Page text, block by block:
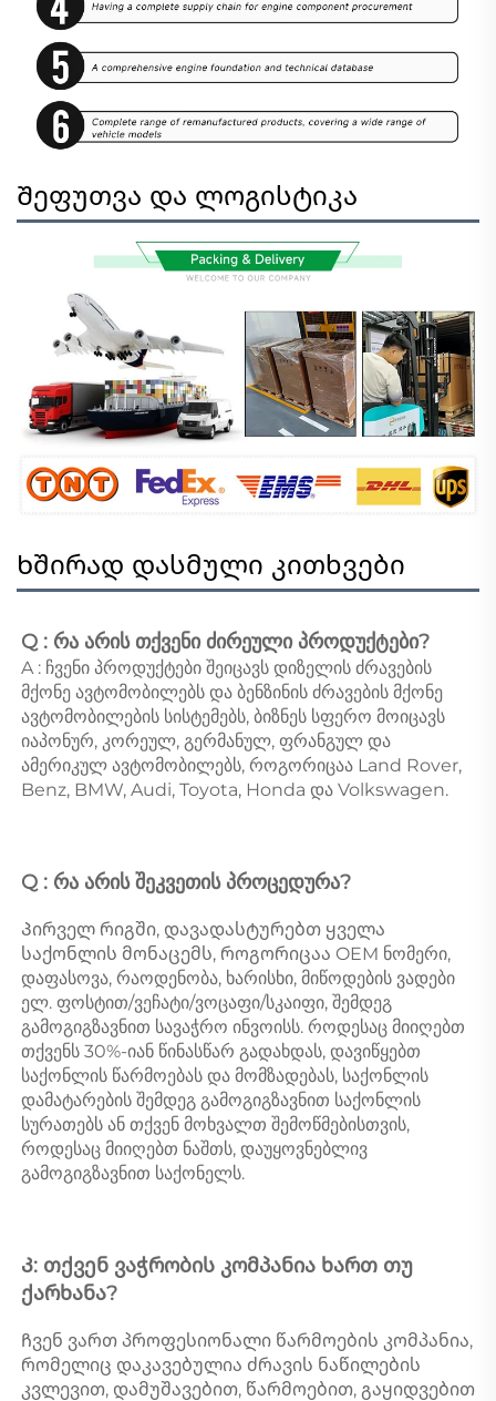
Შეფუთვა და ლოგისტიკა
Ხშირად დასმული კითხვები
Q : რა არის თქვენი ძირეული პროდუქტები?
A : ჩვენი პროდუქტები შეიცავს დიზელის ძრავების
მქონე ავტომობილებს და ბენზინის ძრავების მქონე
ავტომობილების სისტემებს, ბიზნეს სფერო მოიცავს
იაპონურ, კორეულ, გერმანულ, ფრანგულ და
ამერიკულ ავტომობილებს, როგორიცაა Land Rover,
Benz, BMW, Audi, Toyota, Honda და Volkswagen.
Q : რა არის შეკვეთის პროცედურა?
Პირველ რიგში, დავადასტურებთ ყველა
საქონლის მონაცემს, როგორიცაა OEM ნომერი,
დაფასოვა, რაოდენობა, ხარისხი, მიწოდების ვადები
ელ. ფოსტით/ვეჩატი/ვოცაფი/სკაიფი, შემდეგ
გამოგიგზავნით სავაჭრო ინვოისს. როდესაც მიიღებთ
თქვენს 30%-იან წინასწარ გადახდას, დავიწყებთ
საქონლის წარმოებას და მომზადებას, საქონლის
დამატარების შემდეგ გამოგიგზავნით საქონლის
სურათებს ან თქვენ მოხვალთ შემოწმებისთვის,
როდესაც მიიღებთ ნაშთს, დაუყოვნებლივ
გამოგიგზავნით საქონელს.
Კ: თქვენ ვაჭრობის კომპანია ხართ თუ
ქარხანა?
Ჩვენ ვართ პროფესიონალი წარმოების კომპანია,
რომელიც დაკავებულია ძრავის ნაწილების
კვლევით, დამუშავებით, წარმოებით, გაყიდვებით